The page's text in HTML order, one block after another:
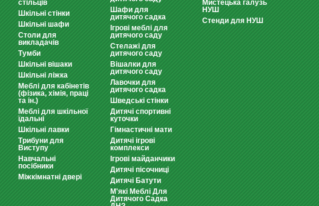
стільців
Шкільні стінки
Шкільні шафи
Столи для
викладачів
Тумби
Шкільні вішаки
Шкільні ліжка
Меблі для кабінетів
(фізика, хімія, праці
та ін.)
Меблі для шкільної
їдальні
Шкільні лавки
Трибуни для
Виступу
Навчальні
посібники
Міжкімнатні двері
Шафи для
дитячого садка
Ігрові меблі для
дитячого саду
Стелажі для
дитячого саду
Вішалки для
дитячого саду
Лавочки для
дитячого садка
Шведські стінки
Дитячі спортивні
куточки
Гімнастичні мати
Дитячі ігрові
комплекси
Ігрові майданчики
Дитячі пісочниці
Дитячі Батути
М'які Меблі Для
Дитячого Садка
Мистецька галузь
НУШ
Стенди для НУШ